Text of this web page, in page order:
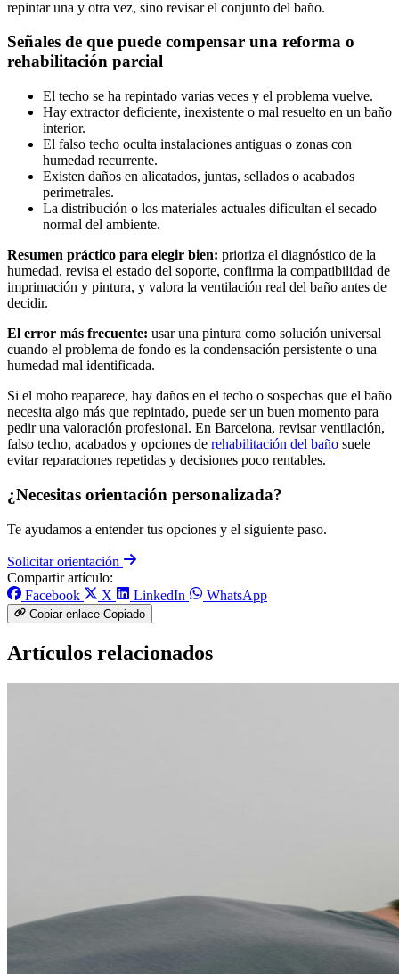
repintar una y otra vez, sino revisar el conjunto del baño.
Señales de que puede compensar una reforma o
rehabilitación parcial
El techo se ha repintado varias veces y el problema vuelve.
Hay extractor deficiente, inexistente o mal resuelto en un baño
interior.
El falso techo oculta instalaciones antiguas o zonas con
humedad recurrente.
Existen daños en alicatados, juntas, sellados o acabados
perimetrales.
La distribución o los materiales actuales dificultan el secado
normal del ambiente.
Resumen práctico para elegir bien: prioriza el diagnóstico de la
humedad, revisa el estado del soporte, confirma la compatibilidad de
imprimación y pintura, y valora la ventilación real del baño antes de
decidir.
El error más frecuente: usar una pintura como solución universal
cuando el problema de fondo es la condensación persistente o una
humedad mal identificada.
Si el moho reaparece, hay daños en el techo o sospechas que el baño
necesita algo más que repintado, puede ser un buen momento para
pedir una valoración profesional. En Barcelona, revisar ventilación,
falso techo, acabados y opciones de rehabilitación del baño suele
evitar reparaciones repetidas y decisiones poco rentables.
¿Necesitas orientación personalizada?
Te ayudamos a entender tus opciones y el siguiente paso.
Solicitar orientación
Compartir artículo:
Facebook
X LinkedIn WhatsApp
Copiar enlace Copiado
Artículos relacionados